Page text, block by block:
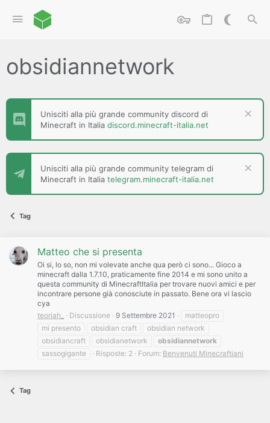
obsidiannetwork
Unisciti alla più grande community discord di
Minecraft in Italia discord.minecraft-italia.net
Unisciti alla più grande community telegram di
Minecraft in Italia telegram.minecraft-italia.net
Tag
Matteo che si presenta
Oi si, lo so, non mi volevate anche qua però ci sono... Gioco a
minecraft dalla 1.7.10, praticamente fine 2014 e mi sono unito a
questa community di MinecraftItalia per trovare nuovi amici e per
incontrare persone già conosciute in passato. Bene ora vi lascio
cya
teoriah_
Discussione 9 Settembre 2021
matteopro
mi presento
obsidian craft
obsidian network
obsidiancraft
obsidianetwork
obsidiannetwork
sassogigante
Risposte: 2 Forum: Benvenuti Minecraftiani
Tag